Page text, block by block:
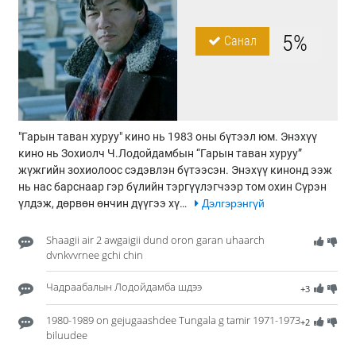
Санал 5%
"Гарын таван хуруу" кино нь 1983 оны бүтээл юм. Энэхүү
кино нь Зохиолч Ч.Лодойдамбын “Гарын таван хуруу”
жүжгийн зохиолоос сэдэвлэн бүтээсэн. Энэхүү кинонд ээж
нь нас барснаар гэр бүлийн тэргүүлэгчээр том охин Сүрэн
үлдэж, дөрвөн өнчин дүүгээ хү…
Дэлгэрэнгүй
Shaagii air 2 awgaigii dund oron garan uhaarch
dvnkvvrnee gchi chin
+3
Чадраабалын Лодойдамба шдээ
+2
1980-1989 on gejugaashdee Tungala g tamir 1971-1973
biluudee